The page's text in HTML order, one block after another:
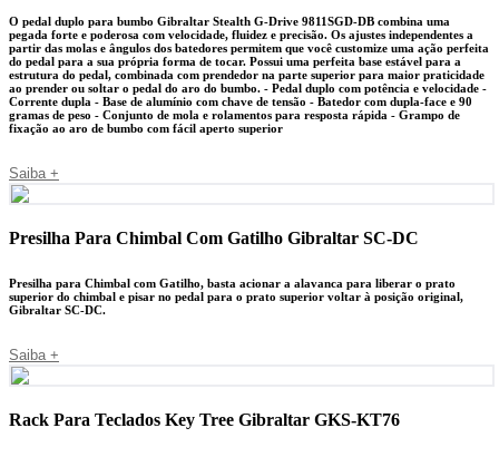
O pedal duplo para bumbo Gibraltar Stealth G-Drive 9811SGD-DB combina uma
pegada forte e poderosa com velocidade, fluidez e precisão. Os ajustes independentes a
partir das molas e ângulos dos batedores permitem que você customize uma ação perfeita
do pedal para a sua própria forma de tocar. Possui uma perfeita base estável para a
estrutura do pedal, combinada com prendedor na parte superior para maior praticidade
ao prender ou soltar o pedal do aro do bumbo. - Pedal duplo com potência e velocidade -
Corrente dupla - Base de alumínio com chave de tensão - Batedor com dupla-face e 90
gramas de peso - Conjunto de mola e rolamentos para resposta rápida - Grampo de
fixação ao aro de bumbo com fácil aperto superior
Saiba +
Presilha Para Chimbal Com Gatilho Gibraltar SC-DC
Presilha para Chimbal com Gatilho, basta acionar a alavanca para liberar o prato
superior do chimbal e pisar no pedal para o prato superior voltar à posição original,
Gibraltar SC-DC.
Saiba +
Rack Para Teclados Key Tree Gibraltar GKS-KT76